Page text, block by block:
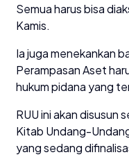
Semua harus bisa
Kamis.
Ia juga menekankan
Perampasan Aset
hukum pidana yang
RUU ini akan disusun
Kitab Undang-
yang sedang